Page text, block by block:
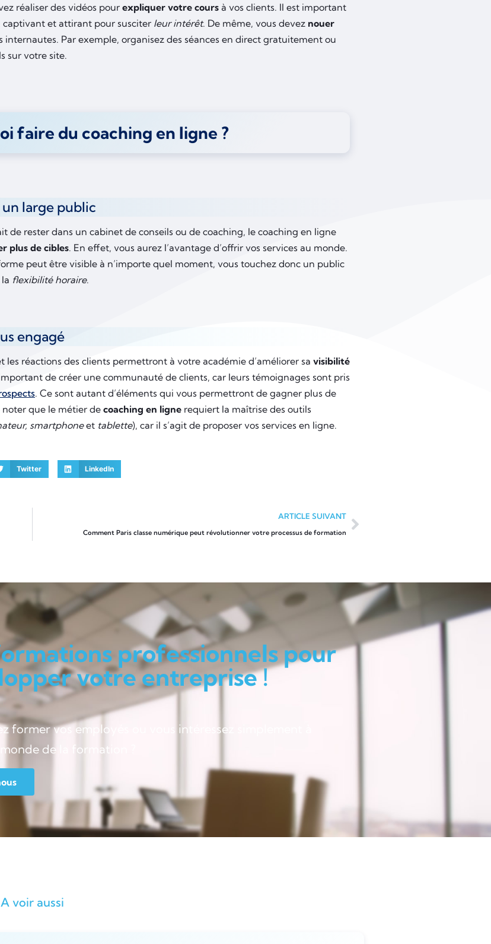
réaliser des vidéos pour expliquer votre cours à vos clients. Il est important
captivant et attirant pour susciter leur intérêt. De même, vous devez nouer
internautes. Par exemple, organisez des séances en direct gratuitement ou
sur votre site.
faire du coaching en ligne ?
un large public
de rester dans un cabinet de conseils ou de coaching, le coaching en ligne
plus de cibles. En effet, vous aurez l’avantage d’offrir vos services au monde.
peut être visible à n’importe quel moment, vous touchez donc un public
flexibilité horaire.
engagé
les réactions des clients permettront à votre académie d’améliorer sa visibilité
de créer une communauté de clients, car leurs témoignages sont pris
. Ce sont autant d’éléments qui vous permettront de gagner plus de
que le métier de coaching en ligne requiert la maîtrise des outils
smartphoneet tablette), car il s’agit de proposer vos services en ligne.
Twitter LinkedIn
ARTICLE SUIVANT
Comment Paris classe numérique peut révolutionner votre processus de formation
professionnels pour
votre entreprise !
former vos employés ou vous intéressez simplement à
de la formation ?
A voir aussi